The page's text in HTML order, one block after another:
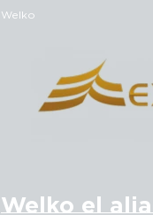
Welko el
Welko